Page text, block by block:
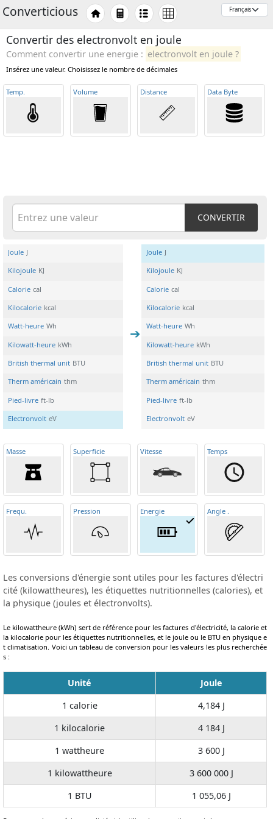
Converticious
Convertir des electronvolt en joule
Comment convertir une energie : electronvolt en joule ?
Insérez une valeur. Choisissez le nombre de décimales
Temp Volume Distance Data Byte
CONVERTIR
Joule J
Kilojoule KJ
Calorie cal
Kilocalorie kcal
Watt-heure Wh
Kilowatt-heure kWh
British thermal unit BTU
Therm américain thm
Pied-livre ft-lb
Electronvolt eV
Joule J
Kilojoule KJ
Calorie cal
Kilocalorie kcal
Watt-heure Wh
Kilowatt-heure kWh
British thermal unit BTU
Therm américain thm
Pied-livre ft-lb
Electronvolt eV
Masse Superficie Vitesse Temps
Frequ Pression Energie Angle
Les conversions d'énergie sont utiles pour les factures d'électri
cité (kilowattheures), les étiquettes nutritionnelles (calories), et
la physique (joules et électronvolts).
Le kilowattheure (kWh) sert de référence pour les factures d'électricité, la calorie et
la kilocalorie pour les étiquettes nutritionnelles, et le joule ou le BTU en physique e
t climatisation. Voici un tableau de conversion pour les valeurs les plus recherchée
s :
Unité
Joule
1 calorie
4,184 J
1 kilocalorie
4 184 J
1 wattheure
3 600 J
1 kilowattheure
3 600 000 J
1 BTU
1 055,06 J